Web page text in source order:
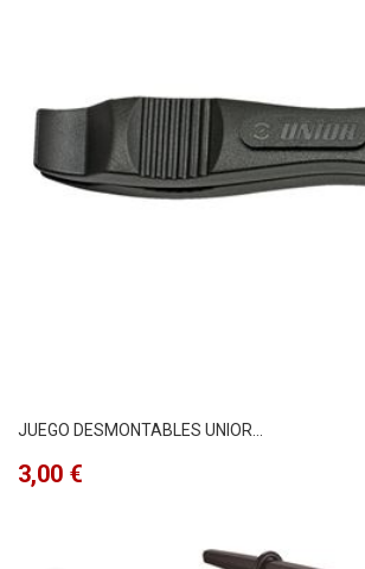
JUEGO DESMONTABLES UNIOR...
Precio
3,00 €